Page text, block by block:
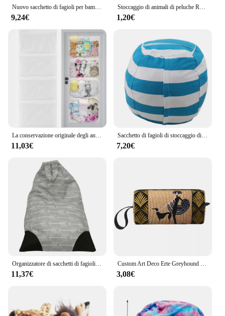
Nuovo sacchetto di fagioli per bambini organizzatore di giocattoli per animali di peluche borsa di immagazzinaggio di grande capacità organizzatore di cuscini per vestiti portatile
9,24€
Stoccaggio di animali di peluche Rete di animali di peluche pieghevole 3 scomparti Appesa in rete per riporre giocattoli per la cameretta dei bambini Giocattoli Guanti Cappelli Calzini
1,20€
La conservazione originale degli animali di peluche con 4 ganci in metallo 4 grandi tasche giocattoli di peluche per bambini borsa a rete pieghevole da appendere per bambini
11,03€
Sacchetto di fagioli di stoccaggio di giocattoli animali Stuffable sacchetti di immagazzinaggio rotondi a righe di grande capacità organizzatore di giocattoli di peluche per bambini
7,20€
11,37€ 3,08€